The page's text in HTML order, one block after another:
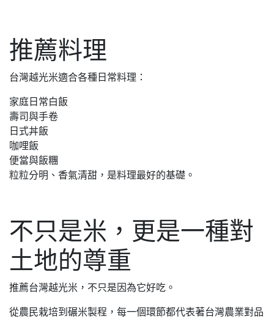
推薦料理
台灣越光米適合各種日常料理：
家庭日常白飯
壽司與手卷
日式丼飯
咖哩飯
便當與飯糰
粒粒分明、香氣清甜，是料理最好的基礎。
不只是米，更是一種對
土地的尊重
推薦台灣越光米，不只是因為它好吃。
從農民栽培到碾米製程，每一個環節都代表著台灣農業對品